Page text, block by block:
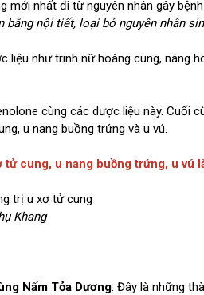
nội tiết, loại bỏ nguyên nhân
như trinh nữ hoàng cung, náng
cùng các dược liệu này. Cuối
u nang buồng trứng và u vú.
cung, u nang buồng trứng, u vú
Khang
Nấm Tỏa Dương. Đây là những